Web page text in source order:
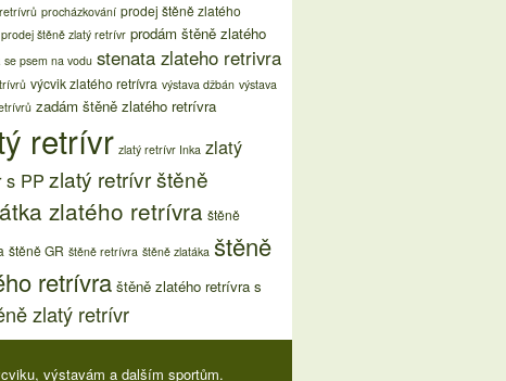
procházkování prodej štěně zlatého
prodej štěně zlatý retrívr prodám štěně zlatého
se psem na vodu stenata zlateho retrivra
výcvik zlatého retrívra výstava džbán výstava
zadám štěně zlatého retrívra
retrívr zlatý retrívr Inka zlatý
s PP zlatý retrívr štěně
zlatého retrívra štěně
štěně GR štěně retrívra štěně zlatáka štěně
retrívra štěně zlatého retrívra s
zlatý retrívr
výstavám a dalším sportům.